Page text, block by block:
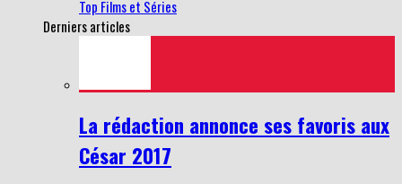
Top Films et Séries
Derniers articles
La rédaction annonce ses favoris aux
César 2017